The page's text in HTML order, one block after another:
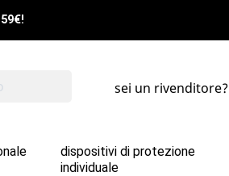
sei un rivenditore?
dispositivi di protezione
individuale